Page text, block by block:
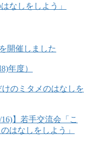
なしをしよう」
開催しました
年度）
けのミタメのはなしを
16)】若手交流会「こ
はなしをしよう」